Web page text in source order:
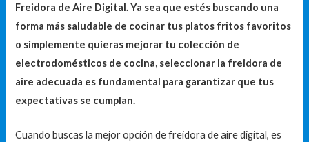
Freidora de Aire Digital. Ya sea que estés buscando una
forma más saludable de cocinar tus platos fritos favoritos
o simplemente quieras mejorar tu colección de
electrodomésticos de cocina, seleccionar la freidora de
aire adecuada es fundamental para garantizar que tus
expectativas se cumplan.
Cuando buscas la mejor opción de freidora de aire digital, es